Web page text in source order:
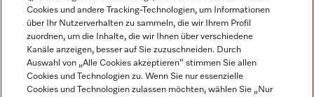
Cookies und andere Tracking-Technologien, um Informationen
über Ihr Nutzerverhalten zu sammeln, die wir Ihrem Profil
zuordnen, um die Inhalte, die wir Ihnen über verschiedene
Kanäle anzeigen, besser auf Sie zuzuschneiden. Durch
Auswahl von „Alle Cookies akzeptieren“ stimmen Sie allen
Cookies und Technologien zu. Wenn Sie nur essenzielle
Cookies und Technologien zulassen möchten, wählen Sie „Nur